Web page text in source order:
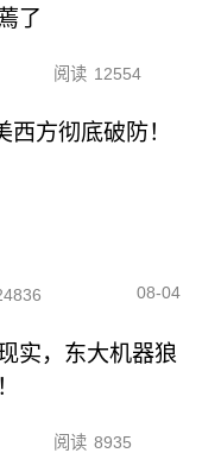
了
阅读 12554
方彻底破防！
08-04
实，东大机器狼
阅读 8935